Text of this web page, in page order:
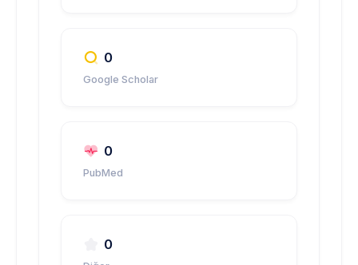
0
Google Scholar
0
PubMed
0